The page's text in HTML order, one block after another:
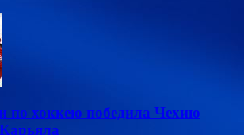
по хоккею победила Чехию